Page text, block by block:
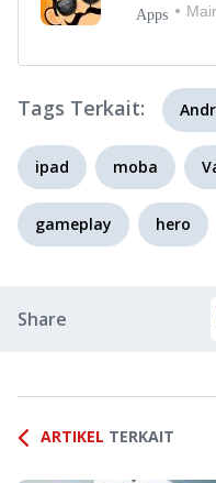
Apps
Tags Terkait:
ipad moba
gameplay hero
Share
ARTIKEL TERKAIT